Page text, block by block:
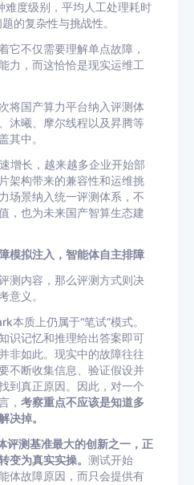
难度级别，平均人工处理耗时
的复杂性与挑战性。
它不仅需要理解单点故障，
力，而这恰恰是现实运维工
将国产算力平台纳入评测体
沐曦、摩尔线程以及昇腾等
其中。
增长，越来越多企业开始部
架构带来的兼容性和运维挑
场景纳入统一评测体系，不
，也为未来国产智算生态建
模拟注入，智能体自主排障
测内容，那么评测方式则决
意义。
本质上仍属于“笔试”模式。
识记忆和推理给出答案即可
非如此。现实中的故障往往
不断收集信息、验证假设并
到真正原因。因此，对一个
， 考察重点不应该是知道多
决掉。
评测基准最大的创新之一，正
变为真实实操。 测试开始
体故障原因，而只会提供有